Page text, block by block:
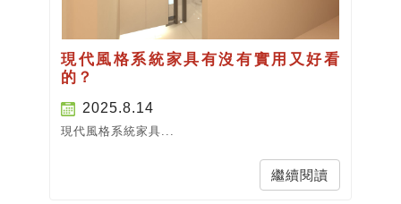
現代風格系統家具有沒有實用又好看
的？
2025.8.14
現代風格系統家具...
繼續閱讀